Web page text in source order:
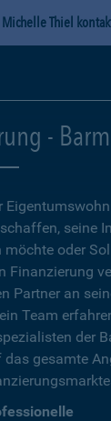
Michelle Thiel
-
seine
möchte oder
Finanzierung
Partner an
Team
der
gesamte